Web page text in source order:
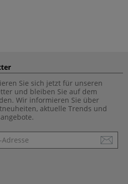
Sie sich jetzt für unseren
und bleiben Sie auf dem
Wir informieren Sie über
aktuelle Trends und